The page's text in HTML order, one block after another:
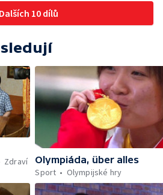
Dalších 10 dílů
Zdraví
Olympiáda, über alles
Sport
Olympijské hry